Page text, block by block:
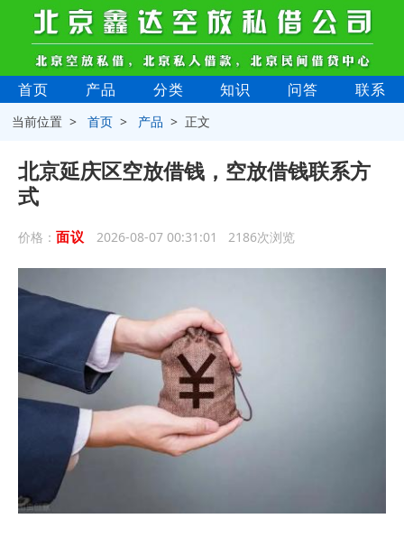
首页 产品 分类 知识 问答 联系
当前位置 >首页 > 产品 > 正文
北京延庆区空放借钱，空放借钱联系方
式
价格： 面议 2026-08-07 00:31:01 2186次浏览